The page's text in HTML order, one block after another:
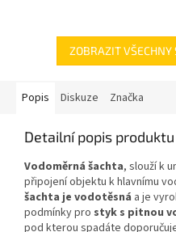
ZOBRAZIT VŠECHNY
Popis Diskuze Značka
Detailní popis produktu
Vodoměrná šachta, slouží k
připojení objektu k hlavnímu
šachta je vodotěsná a je
podmínky pro styk s pitnou
pod kterou spadáte